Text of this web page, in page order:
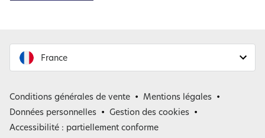
France
Belgique
Conditions générales de vente
Mentions légales
Données personnelles
Gestion des cookies
Accessibilité : partiellement conforme